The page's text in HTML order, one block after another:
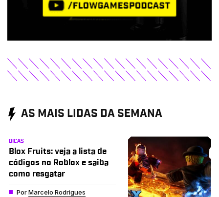
AS MAIS LIDAS DA SEMANA
DICAS
Blox Fruits: veja a lista de
códigos no Roblox e saiba
como resgatar
PorMarcelo Rodrigues